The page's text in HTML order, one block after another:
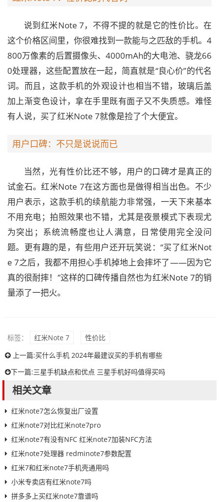
说到红米Note 7，不得不提的就是它的性价比。在
这个价格区间里，你很难找到一款能与之匹敌的手机。4
800万像素的后置摄像头、4000mAh的大电池、骁龙66
0处理器，这些配置放在一起，简直就是“良心价”的代名
词。而且，这款手机的外观设计也相当不错，玻璃后盖
加上渐变色设计，拿在手里既有面子又不失质感。难怪
有人说，买了红米Note 7就像是捡了个大便宜。
用户口碑：不只是说说而已
当然，光有性价比还不够，用户的口碑才是真正的
试金石。红米Note 7在这方面也是做得相当出色。不少
用户表示，这款手机的续航能力非常强，一天下来基本
不用充电；拍照效果也不错，尤其是夜景模式下表现尤
为突出；系统流畅度也让人满意，日常使用完全没问
题。更有趣的是，有些用户还开玩笑说：“买了红米Not
e 7之后，我都不用担心手机掉地上会摔坏了——因为它
真的很耐摔！”这样的口碑传播自然也为红米Note 7的销
量添了一把火。
标签： 红米Note 7
性价比
上一篇:买什么手机 2024年最建议买的手机有哪些
下一篇:三星手机缺点和优点 三星手机好吗值得买吗
相关文章
红米note7怎么恢复出厂设置
红米note7对比红米note7pro
红米note7有没有NFC 红米note7加装NFC方法
红米note7处理器 redminote7参数配置
红米7和红米note7手机壳通用吗
小米专卖店有红米note7吗
拼多多上买红米note7靠谱吗